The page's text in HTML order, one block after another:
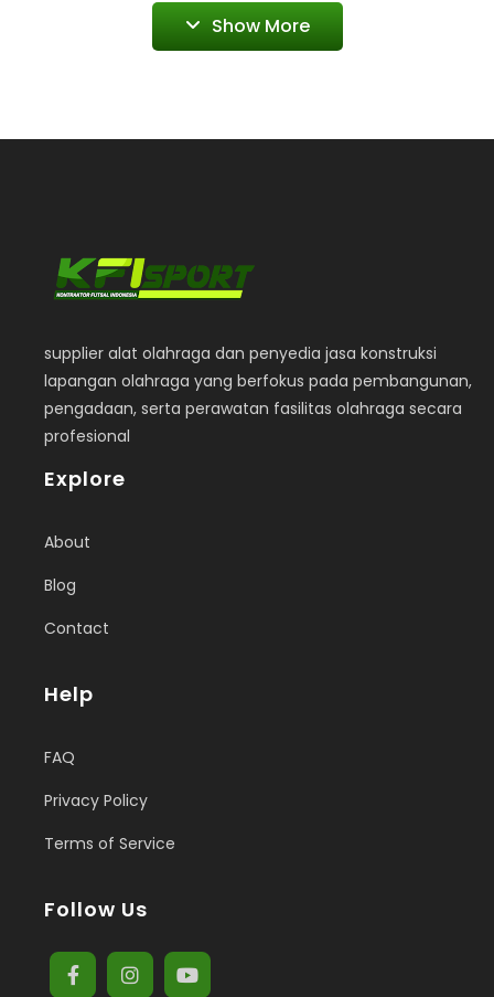
Show More
supplier alat olahraga dan penyedia jasa konstruksi
lapangan olahraga yang berfokus pada pembangunan,
pengadaan, serta perawatan fasilitas olahraga secara
profesional
Explore
About
Blog
Contact
Help
FAQ
Privacy Policy
Terms of Service
Follow Us